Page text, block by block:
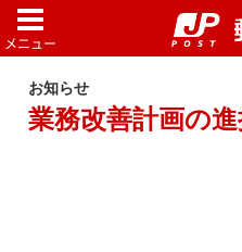
お知らせ
業務改善計画の